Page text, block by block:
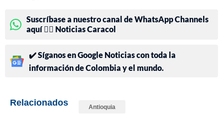
Suscríbase a nuestro canal de WhatsApp Channels
aquí 👉🏻 Noticias Caracol
✔️ Síganos en Google Noticias con toda la
información de Colombia y el mundo.
Relacionados Antioquia